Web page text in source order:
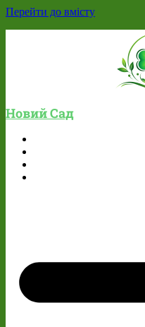
Перейти до вмісту
Новий Сад